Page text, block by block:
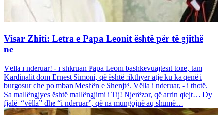
Visar Zhiti: Letra e Papa Leonit është për të gjithë
ne
Vëlla i nderuar! - i shkruan Papa Leoni bashkëvuajtësit tonë, tani
Kardinalit dom Ernest Simoni, që është rikthyer atje ku ka qenë i
burgosur dhe po mban Meshën e Shenjtë. Vëlla i nderuar, - i thotë.
Sa mallëngjyes është mallëngjimi i Tij! Njerëzor, që arrin qiejt… Dy
fjalë: “vëlla” dhe “i nderuar”, që na mungojnë aq shumë…